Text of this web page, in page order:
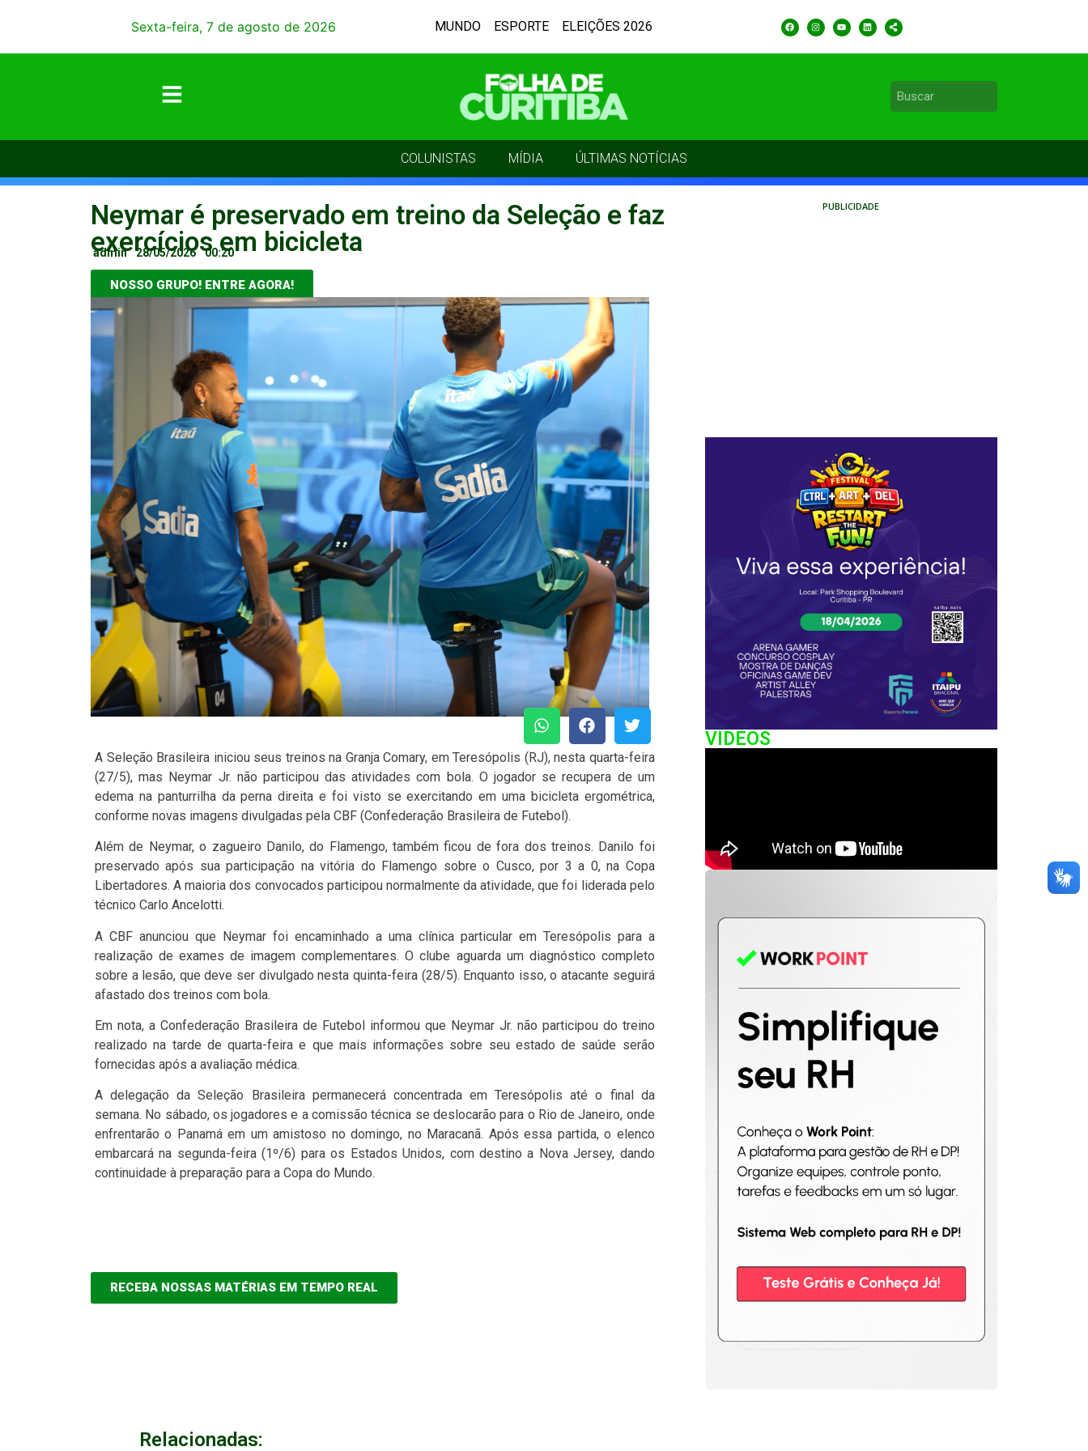
Sexta-feira, 7 de agosto de 2026 MUNDO ESPORTE ELEIÇÕES 2026
COLUNISTAS MÍDIA ÚLTIMAS NOTÍCIAS
Neymar é preservado em treino da Seleção e faz
exercícios em bicicleta
admin 28/05/2026 00:20
NOSSO GRUPO! ENTRE AGORA!
A Seleção Brasileira iniciou seus treinos na Granja Comary, em Teresópolis (RJ), nesta quarta-feira
(27/5), mas Neymar Jr. não participou das atividades com bola. O jogador se recupera de um
edema na panturrilha da perna direita e foi visto se exercitando em uma bicicleta ergométrica,
conforme novas imagens divulgadas pela CBF (Confederação Brasileira de Futebol).
Além de Neymar, o zagueiro Danilo, do Flamengo, também ficou de fora dos treinos. Danilo foi
preservado após sua participação na vitória do Flamengo sobre o Cusco, por 3 a 0, na Copa
Libertadores. A maioria dos convocados participou normalmente da atividade, que foi liderada pelo
técnico Carlo Ancelotti.
A CBF anunciou que Neymar foi encaminhado a uma clínica particular em Teresópolis para a
realização de exames de imagem complementares. O clube aguarda um diagnóstico completo
sobre a lesão, que deve ser divulgado nesta quinta-feira (28/5). Enquanto isso, o atacante seguirá
afastado dos treinos com bola.
Em nota, a Confederação Brasileira de Futebol informou que Neymar Jr. não participou do treino
realizado na tarde de quarta-feira e que mais informações sobre seu estado de saúde serão
fornecidas após a avaliação médica.
A delegação da Seleção Brasileira permanecerá concentrada em Teresópolis até o final da
semana. No sábado, os jogadores e a comissão técnica se deslocarão para o Rio de Janeiro, onde
enfrentarão o Panamá em um amistoso no domingo, no Maracanã. Após essa partida, o elenco
embarcará na segunda-feira (1º/6) para os Estados Unidos, com destino a Nova Jersey, dando
continuidade à preparação para a Copa do Mundo.
RECEBA NOSSAS MATÉRIAS EM TEMPO REAL
PUBLICIDADE
VIDEOS
Relacionadas: